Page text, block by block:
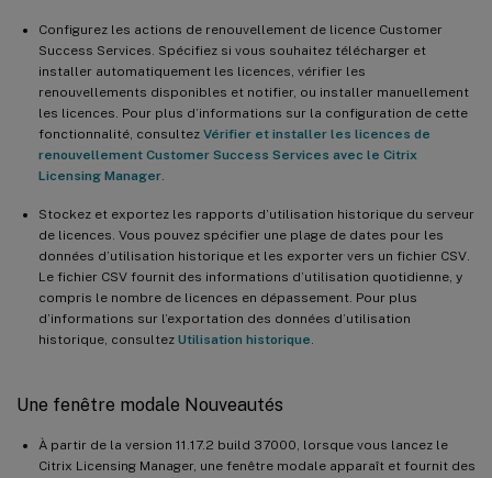
Configurez les actions de renouvellement de licence Customer
Success Services. Spécifiez si vous souhaitez télécharger et
installer automatiquement les licences, vérifier les
renouvellements disponibles et notifier, ou installer manuellement
les licences. Pour plus d’informations sur la configuration de cette
fonctionnalité, consultez Vérifier et installer les licences de
renouvellement Customer Success Services avec le Citrix
Licensing Manager.
Stockez et exportez les rapports d’utilisation historique du serveur
de licences. Vous pouvez spécifier une plage de dates pour les
données d’utilisation historique et les exporter vers un fichier CSV.
Le fichier CSV fournit des informations d’utilisation quotidienne, y
compris le nombre de licences en dépassement. Pour plus
d’informations sur l’exportation des données d’utilisation
historique, consultez Utilisation historique.
Une fenêtre modale Nouveautés
À partir de la version 11.17.2 build 37000, lorsque vous lancez le
Citrix Licensing Manager, une fenêtre modale apparaît et fournit des